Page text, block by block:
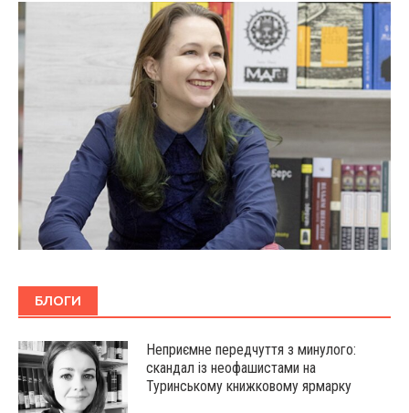
БЛОГИ
Неприємне передчуття з минулого:
скандал із неофашистами на
Туринському книжковому ярмарку